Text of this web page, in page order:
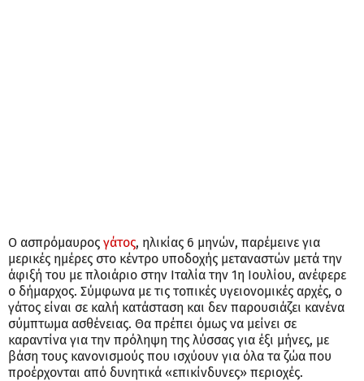
Ο ασπρόμαυρος γάτος, ηλικίας 6 μηνών, παρέμεινε για
μερικές ημέρες στο κέντρο υποδοχής μεταναστών μετά την
άφιξή του με πλοιάριο στην Ιταλία την 1η Ιουλίου, ανέφερε
ο δήμαρχος. Σύμφωνα με τις τοπικές υγειονομικές αρχές, ο
γάτος είναι σε καλή κατάσταση και δεν παρουσιάζει κανένα
σύμπτωμα ασθένειας. Θα πρέπει όμως να μείνει σε
καραντίνα για την πρόληψη της λύσσας για έξι μήνες, με
βάση τους κανονισμούς που ισχύουν για όλα τα ζώα που
προέρχονται από δυνητικά «επικίνδυνες» περιοχές.